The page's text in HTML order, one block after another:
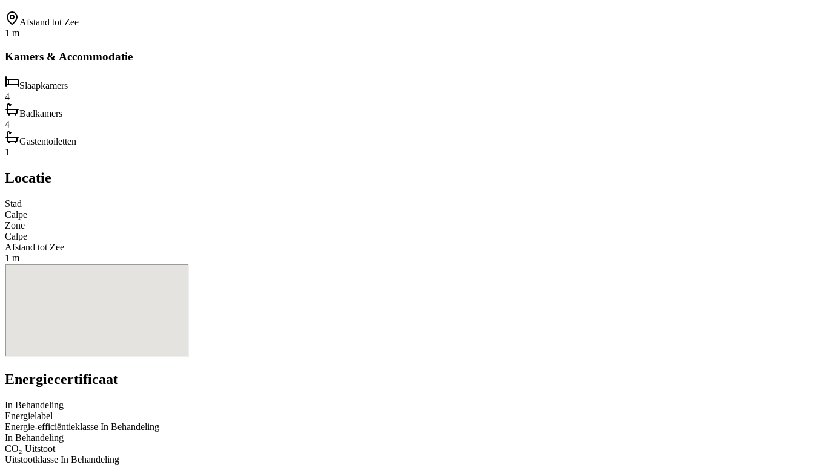
Afstand tot Zee
1 m
Kamers & Accommodatie
Slaapkamers
4
Badkamers
4
Gastentoiletten
1
Locatie
Stad
Calpe
Zone
Calpe
Afstand tot Zee
1 m
Energiecertificaat
In Behandeling
Energielabel
Energie-efficiëntieklasse In Behandeling
In Behandeling
CO₂ Uitstoot
Uitstootklasse In Behandeling